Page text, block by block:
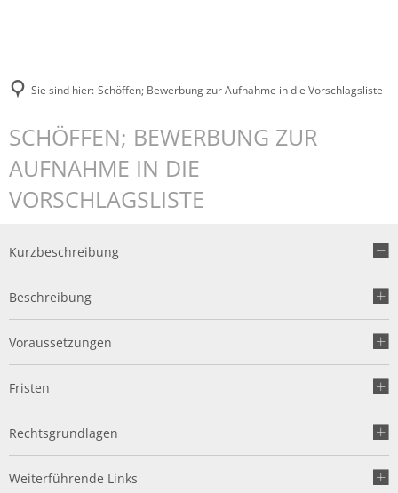
Sie sind hier: Schöffen; Bewerbung zur Aufnahme in die Vorschlagsliste
SCHÖFFEN; BEWERBUNG ZUR
AUFNAHME IN DIE
VORSCHLAGSLISTE
Kurzbeschreibung
Beschreibung
Voraussetzungen
Fristen
Rechtsgrundlagen
Weiterführende Links